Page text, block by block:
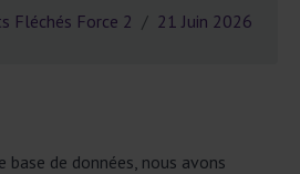
Fléchés Force 2
21 Juin 2026
base de données, nous avons